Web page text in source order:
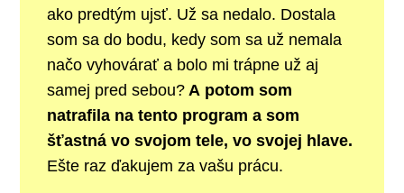
ako predtým ujsť. Už sa nedalo. Dostala
som sa do bodu, kedy som sa už nemala
načo vyhovárať a bolo mi trápne už aj
samej pred sebou? A potom som
natrafila na tento program a som
šťastná vo svojom tele, vo svojej hlave.
Ešte raz ďakujem za vašu prácu.